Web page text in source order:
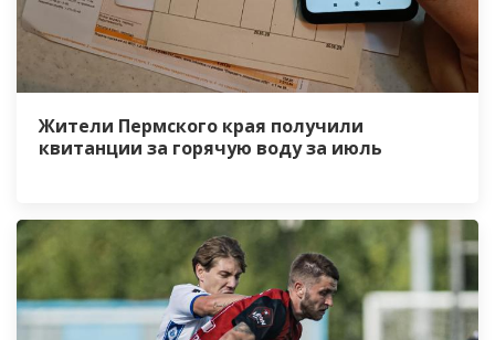
Жители Пермского края получили
квитанции за горячую воду за июль